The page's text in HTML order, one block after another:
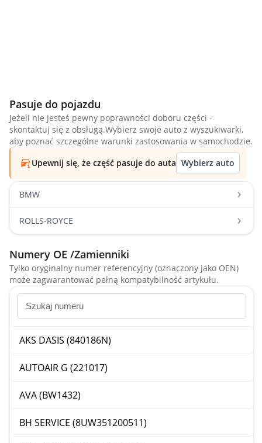
Pasuje do pojazdu
Jeżeli nie jesteś pewny poprawności doboru części -
skontaktuj się z obsługą.Wybierz swoje auto z wyszukiwarki,
aby poznać szczególne warunki zastosowania w samochodzie.
Upewnij się, że część pasuje do auta Wybierz auto
BMW
ROLLS-ROYCE
Numery OE /Zamienniki
Tylko oryginalny numer referencyjny (oznaczony jako OEN)
może zagwarantować pełną kompatybilność artykułu.
AKS DASIS (840186N)
AUTOAIR G (221017)
AVA (BW1432)
BH SERVICE (8UW351200511)